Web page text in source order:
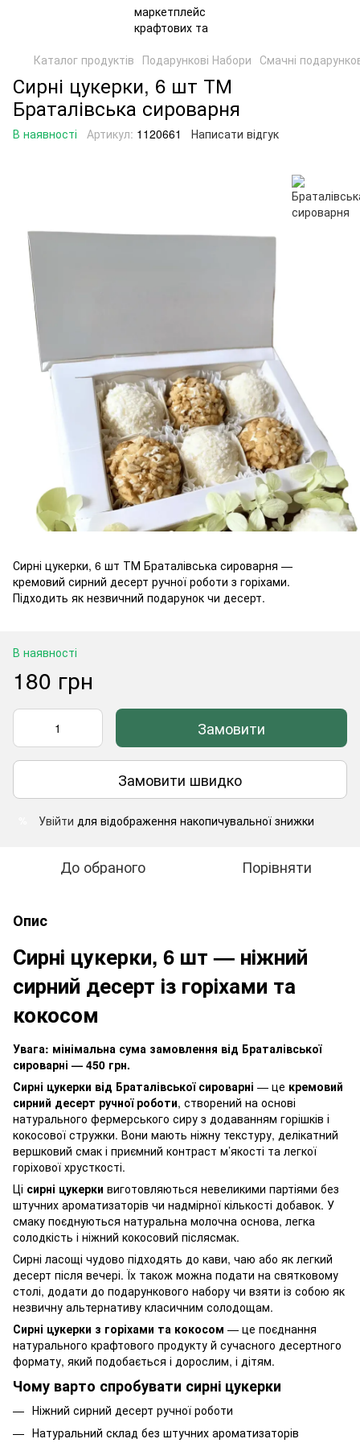
Каталог продуктів Подарункові Набори Смачні
Сирні цукерки, 6 шт ТМ
Браталівська сироварня
В наявності Артикул: 1120661 Написати відгук
Сирні цукерки, 6 шт ТМ Браталівська сироварня —
кремовий сирний десерт ручної роботи з горіхами.
Підходить як незвичний подарунок чи десерт.
В наявності
180 грн
Замовити
Замовити швидко
Увійти для відображення накопичувальної знижки
До обраного Порівняти
Опис
Сирні цукерки, 6 шт — ніжний
сирний десерт із горіхами та
кокосом
Увага: мінімальна сума замовлення від Браталівської
сироварні — 450 грн.
Сирні цукерки від Браталівської сироварні — це кремовий
сирний десерт ручної роботи, створений на основі
натурального фермерського сиру з додаванням горішків і
кокосової стружки. Вони мають ніжну текстуру, делікатний
вершковий смак і приємний контраст м’якості та легкої
горіхової хрусткості.
Ці сирні цукерки виготовляються невеликими партіями без
штучних ароматизаторів чи надмірної кількості добавок. У
смаку поєднуються натуральна молочна основа, легка
солодкість і ніжний кокосовий післясмак.
Сирні ласощі чудово підходять до кави, чаю або як легкий
десерт після вечері. Їх також можна подати на святковому
столі, додати до подарункового набору чи взяти із собою як
незвичну альтернативу класичним солодощам.
Сирні цукерки з горіхами та кокосом — це поєднання
натурального крафтового продукту й сучасного десертного
формату, який подобається і дорослим, і дітям.
Чому варто спробувати сирні цукерки
Ніжний сирний десерт ручної роботи
Натуральний склад без штучних ароматизаторів